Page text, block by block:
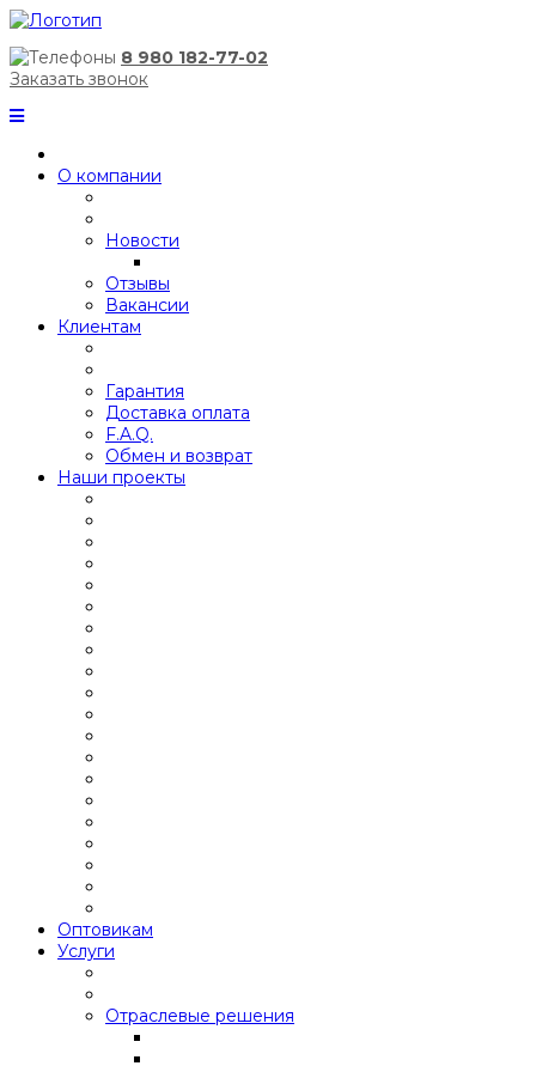
8 980 182-77-02
Заказать звонок
О компании
Новости
Отзывы
Вакансии
Клиентам
Гарантия
Доставка оплата
F.A.Q.
Обмен и возврат
Наши проекты
Оптовикам
Услуги
Отраслевые решения